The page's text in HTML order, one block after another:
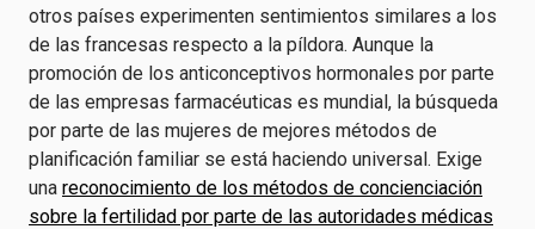
otros países experimenten sentimientos similares a los
de las francesas respecto a la píldora. Aunque la
promoción de los anticonceptivos hormonales por parte
de las empresas farmacéuticas es mundial, la búsqueda
por parte de las mujeres de mejores métodos de
planificación familiar se está haciendo universal. Exige
una reconocimiento de los métodos de concienciación
sobre la fertilidad por parte de las autoridades médicas